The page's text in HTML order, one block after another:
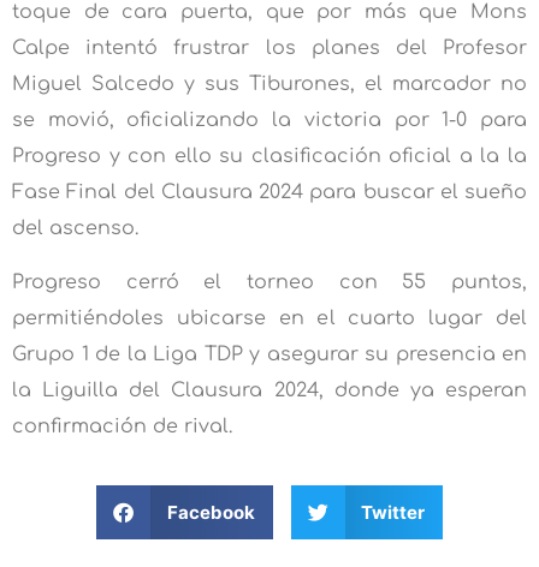
toque de cara puerta, que por más que Mons
Calpe intentó frustrar los planes del Profesor
Miguel Salcedo y sus Tiburones, el marcador no
se movió, oficializando la victoria por 1-0 para
Progreso y con ello su clasificación oficial a la la
Fase Final del Clausura 2024 para buscar el sueño
del ascenso.
Progreso cerró el torneo con 55 puntos,
permitiéndoles ubicarse en el cuarto lugar del
Grupo 1 de la Liga TDP y asegurar su presencia en
la Liguilla del Clausura 2024, donde ya esperan
confirmación de rival.
Facebook Twitter